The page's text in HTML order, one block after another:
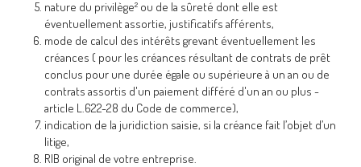
nature du privilège² ou de la sûreté dont elle est
éventuellement assortie, justificatifs afférents,
mode de calcul des intérêts grevant éventuellement les
créances ( pour les créances résultant de contrats de prêt
conclus pour une durée égale ou supérieure à un an ou de
contrats assortis d'un paiement différé d'un an ou plus -
article L.622-28 du Code de commerce),
indication de la juridiction saisie, si la créance fait l’objet d’un
litige,
RIB original de votre entreprise.